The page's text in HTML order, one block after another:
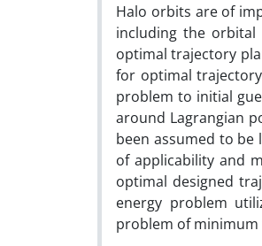
Halo orbits are of
including the
optimal trajectory
for optimal
problem to initial
around Lagrangian
been assumed to
of applicability and
optimal designed
energy problem
problem of minimum